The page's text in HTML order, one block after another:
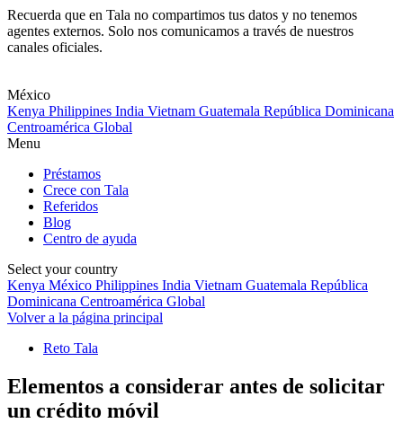
Recuerda que en Tala no compartimos tus datos y no tenemos
agentes externos. Solo nos comunicamos a través de nuestros
canales oficiales.
content
México
Kenya Philippines India Vietnam Guatemala República Dominicana
Centroamérica Global
Menu
Préstamos
Crece con Tala
Referidos
Blog
Centro de ayuda
Select your country
Kenya México Philippines India Vietnam Guatemala República
Dominicana Centroamérica Global
Volver a la página principal
Reto Tala
Elementos a considerar antes de solicitar
un crédito móvil